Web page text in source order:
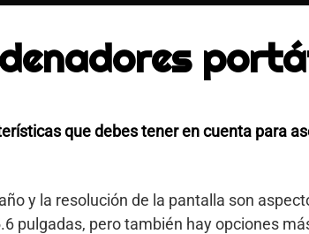
que debes tener en cuenta para
y la resolución de la pantalla son
pulgadas, pero también hay opciones